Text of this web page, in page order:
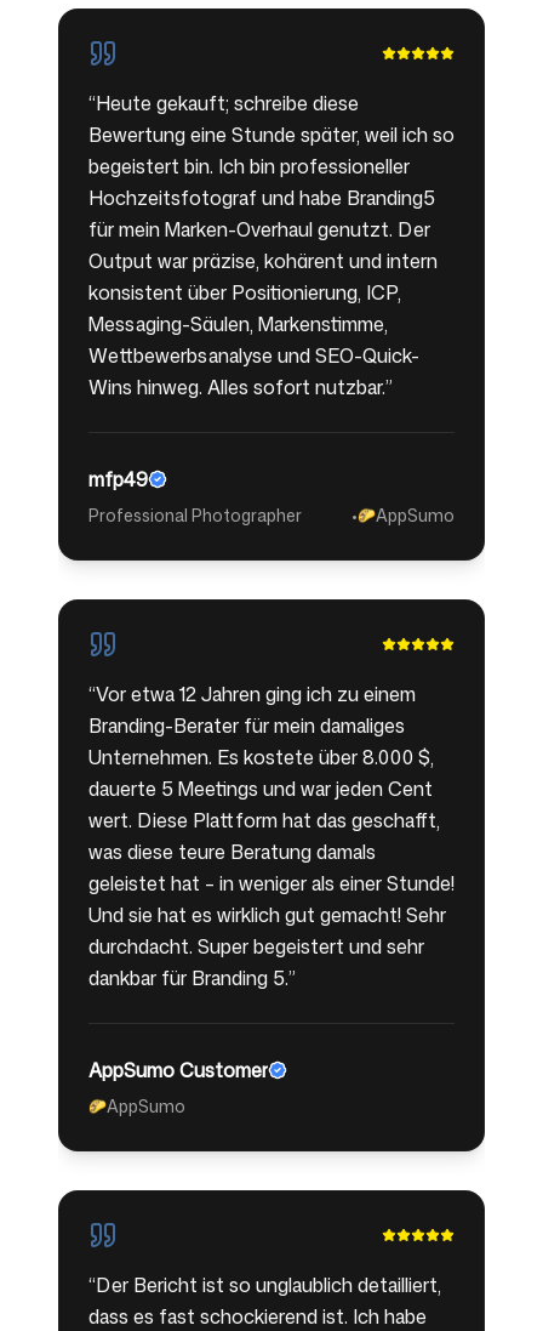
“Heute gekauft; schreibe diese
Bewertung eine Stunde später, weil ich so
begeistert bin. Ich bin professioneller
Hochzeitsfotograf und habe Branding5
für mein Marken-Overhaul genutzt. Der
Output war präzise, kohärent und intern
konsistent über Positionierung, ICP,
Messaging-Säulen, Markenstimme,
Wettbewerbsanalyse und SEO-Quick-
Wins hinweg. Alles sofort nutzbar.”
mfp49
Professional Photographer •🌮AppSumo
“Vor etwa 12 Jahren ging ich zu einem
Branding-Berater für mein damaliges
Unternehmen. Es kostete über 8.000 $,
dauerte 5 Meetings und war jeden Cent
wert. Diese Plattform hat das geschafft,
was diese teure Beratung damals
geleistet hat – in weniger als einer Stunde!
Und sie hat es wirklich gut gemacht! Sehr
durchdacht. Super begeistert und sehr
dankbar für Branding 5.”
AppSumo Customer
🌮AppSumo
“Der Bericht ist so unglaublich detailliert,
dass es fast schockierend ist. Ich habe